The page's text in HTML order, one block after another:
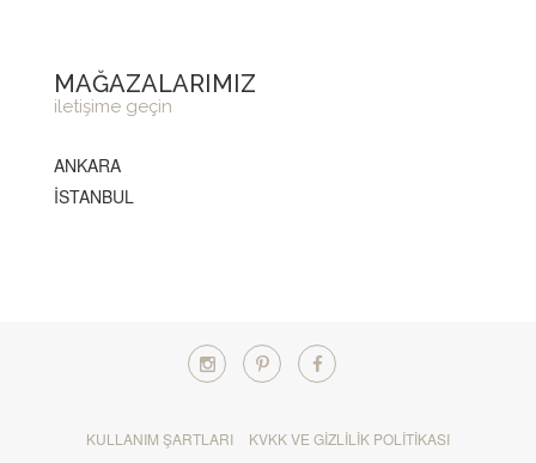
MAĞAZALARIMIZ
iletişime geçin
ANKARA
İSTANBUL
KULLANIM ŞARTLARI KVKK VE GIZLILIK POLITIKASI